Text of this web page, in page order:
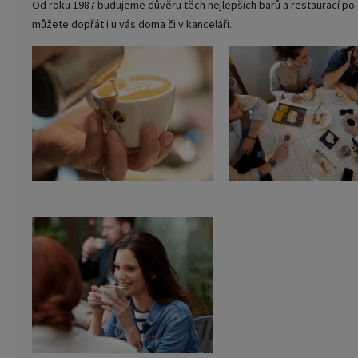
Od roku 1987 budujeme důvěru těch nejlepších barů a restaurací
můžete dopřát i u vás doma či v kanceláři.